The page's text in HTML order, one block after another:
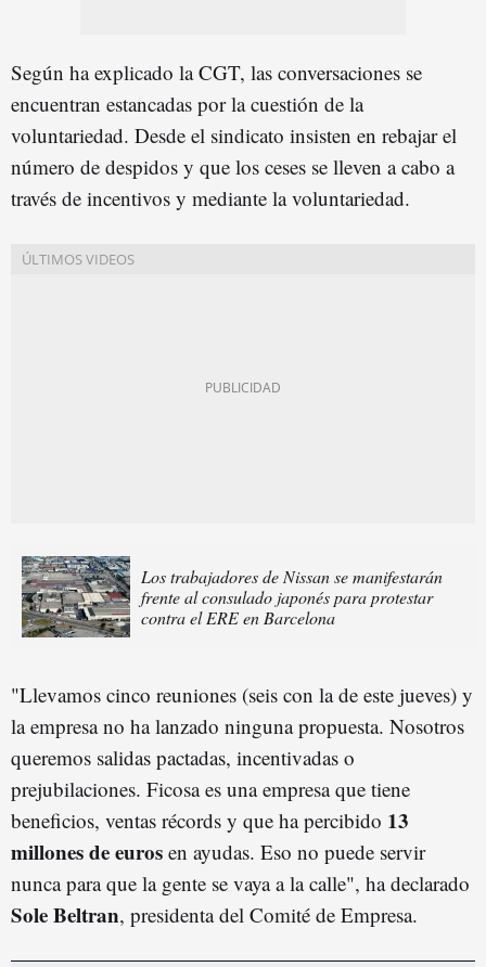
Según ha explicado la CGT, las conversaciones se
encuentran estancadas por la cuestión de la
voluntariedad. Desde el sindicato insisten en rebajar el
número de despidos y que los ceses se lleven a cabo a
través de incentivos y mediante la voluntariedad.
Los trabajadores de Nissan se manifestarán
frente al consulado japonés para protestar
contra el ERE en Barcelona
"Llevamos cinco reuniones (seis con la de este jueves) y
la empresa no ha lanzado ninguna propuesta. Nosotros
queremos salidas pactadas, incentivadas o
prejubilaciones. Ficosa es una empresa que tiene
beneficios, ventas récords y que ha percibido 13
millones de euros en ayudas. Eso no puede servir
nunca para que la gente se vaya a la calle", ha declarado
Sole Beltran, presidenta del Comité de Empresa.